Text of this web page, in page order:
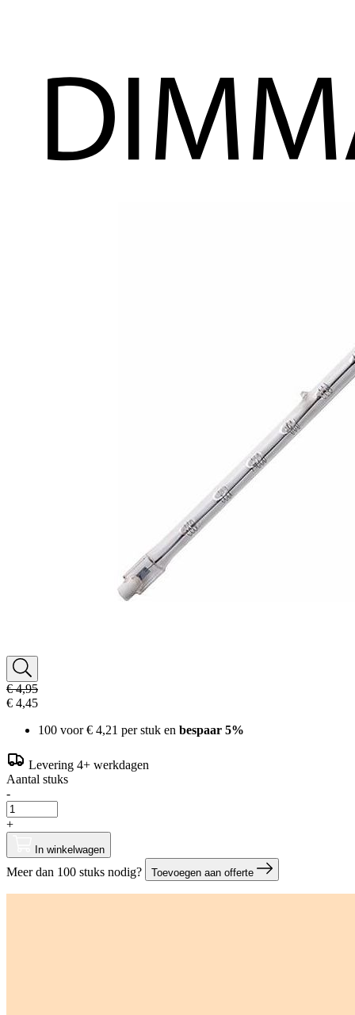
€ 4,95
€ 4,45
100 voor€ 4,21 per stuk en bespaar 5%
Levering 4+ werkdagen
Aantal stuks
-
+
In winkelwagen
Meer dan 100 stuks nodig? Toevoegen aan offerte